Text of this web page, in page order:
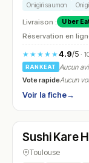
Onigiri saumon
Livraison : Uber
Réservation en
★★★★★4.9/5·
RANKEAT
Aucun
Vote rapideAucun
Voir la fiche→
N° 10
Sushi Kare
Toulouse